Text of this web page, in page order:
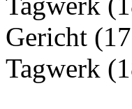
Gericht
Tagwerk